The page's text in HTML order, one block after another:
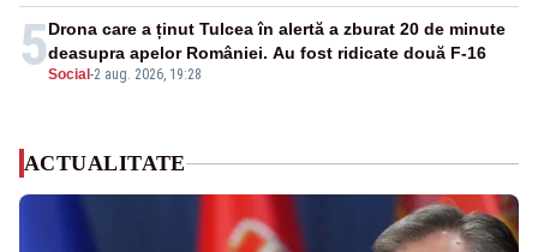
5Social -2 aug. 2026, 19:28
Drona care a ținut Tulcea în alertă a zburat 20 de minute
deasupra apelor României. Au fost ridicate două F-16
ACTUALITATE